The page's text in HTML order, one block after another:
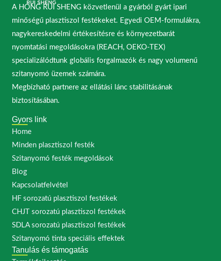
A HONG RUI SHENG közvetlenül a gyárból gyárt ipari
minőségű plasztiszol festékeket. Egyedi OEM-formulákra,
nagykereskedelmi értékesítésre és környezetbarát
nyomtatási megoldásokra (REACH, OEKO-TEX)
specializálódtunk globális forgalmazók és nagy volumenű
szitanyomó üzemek számára.
Megbízható partnere az ellátási lánc stabilitásának
biztosításában.
Gyors link
Home
Minden plasztiszol festék
Szitanyomó festék megoldások
Blog
Kapcsolatfelvétel
HF sorozatú plasztiszol festékek
CHJT sorozatú plasztiszol festékek
SDLA sorozatú plasztiszol festékek
Szitanyomó tinta speciális effektek
Tanulás és támogatás